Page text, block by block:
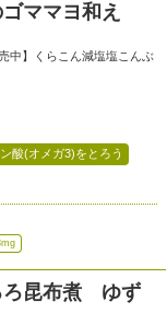
ママヨ和え
売中】くらこん減塩塩こんぶ
酸(オメガ3)をとろう
ろ昆布煮 ゆず